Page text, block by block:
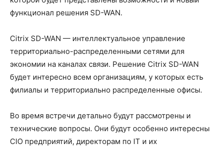
функционал решения SD-WAN.
Citrix SD-WAN — интеллектуальное управление
территориально-распределенными сетями для
экономии на каналах связи. Решение Citrix SD-WAN
будет интересно всем организациям, у которых есть
филиалы и территориально распределенные офисы.
Во время встречи детально будут рассмотрены и
технические вопросы. Они будут особенно интересны
CIO предприятий, директорам по IT и их